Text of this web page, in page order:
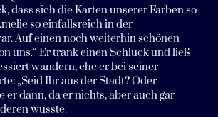
dass sich die Karten unserer Farben so
so einfallsreich in der
Auf einen noch weiterhin schönen
uns.“ Er trank einen Schluck und ließ
wandern, ehe er bei seiner
„Seid Ihr aus der Stadt? Oder
er dann, da er nichts, aber auch gar
wusste.